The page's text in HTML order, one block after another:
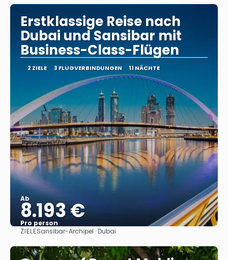
Erstklassige Reise nach
Dubai und Sansibar mit
Business-Class-Flügen
2 ZIELE 3 FLUGVERBINDUNGEN 11 NÄCHTE
Ab
8.193 €
Pro person
Sehen
ZIELESansibar-Archipel · Dubai